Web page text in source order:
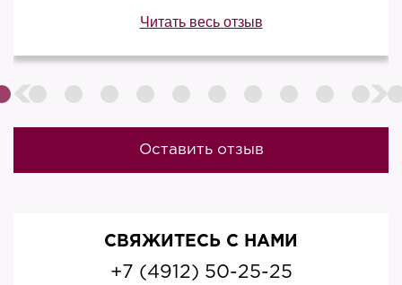
Читать весь отзыв
Оставить отзыв
СВЯЖИТЕСЬ С НАМИ
+7 (4912) 50-25-25